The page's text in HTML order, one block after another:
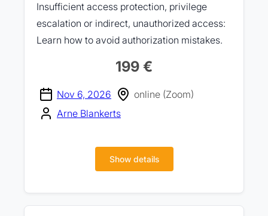
Insufficient access protection, privilege
escalation or indirect, unauthorized access:
Learn how to avoid authorization mistakes.
199 €
Nov 6, 2026
online (Zoom)
Arne Blankerts
Show details